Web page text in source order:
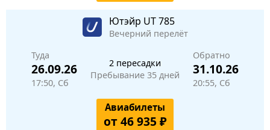
Ютэйр UT 785
Вечерний перелёт
Туда
26.09.26
17:50, Сб
2 пересадки
Пребывание 35 дней
Обратно
31.10.26
20:55, Сб
Авиабилеты
от 46 935 ₽